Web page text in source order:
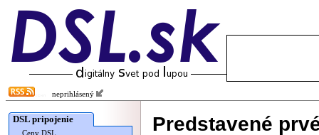
neprihlásený
DSL pripojenie
Ceny DSL
Predstavené